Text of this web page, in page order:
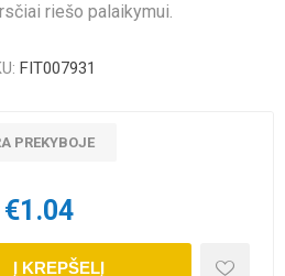
riešo palaikymui.
FIT007931
PREKYBOJE
€1.04
Į KREPŠELĮ